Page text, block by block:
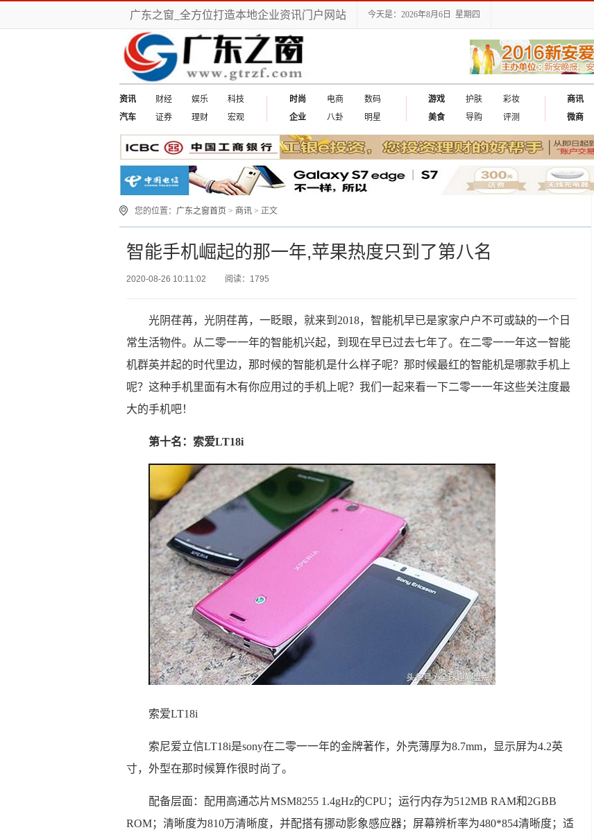
广东之窗_全方位打造本地企业资讯门户网站 今天是：2026年8月6日 星期四
资讯 财经 娱乐
科技
汽车
证券 理财 宏观
时尚 电商
数码
企业
八卦 明星
游戏 护肤
彩妆
美食
导购 评测
商讯
微商
您的位置： 广东之窗首页 > 商讯 > 正文
智能手机崛起的那一年,苹果热度只到了第八名
2020-08-26 10:11:02 阅读：1795
光阴荏苒，光阴荏苒，一眨眼，就来到2018，智能机早已是家家户户不可或缺的一个日
常生活物件。从二零一一年的智能机兴起，到现在早已过去七年了。在二零一一年这一智能
机群英并起的时代里边，那时候的智能机是什么样子呢？那时候最红的智能机是哪款手机上
呢？这种手机里面有木有你应用过的手机上呢？我们一起来看一下二零一一年这些关注度最
大的手机吧！
第十名：索爱LT18i
索爱LT18i
索尼爱立信LT18i是sony在二零一一年的金牌著作，外壳薄厚为8.7mm，显示屏为4.2英
寸，外型在那时候算作很时尚了。
配备层面：配用高通芯片MSM8255 1.4gHz的CPU；运行内存为512MB RAM和2GBB
ROM；清晰度为810万清晰度，并配搭有挪动影象感应器；屏幕辨析率为480*854清晰度；适